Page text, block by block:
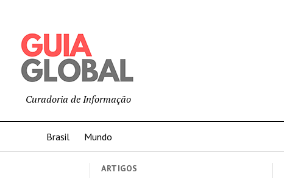
Curadoria de Informação
Brasil Mundo
ARTIGOS